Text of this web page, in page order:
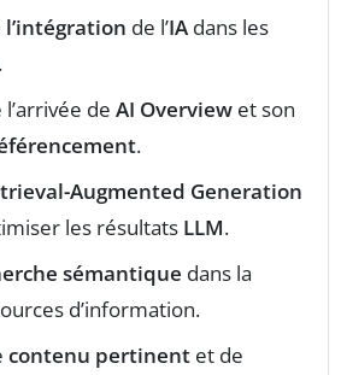
l’intégration de l’IA dans les
.
de AI Overview et son
.
Augmented Generation
les résultats LLM.
sémantique dans la
d’information.
contenu pertinent et de